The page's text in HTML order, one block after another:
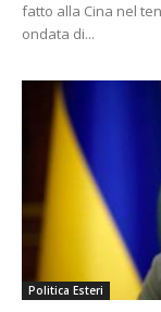
fatto alla Cina nel
ondata di...
Politica Esteri